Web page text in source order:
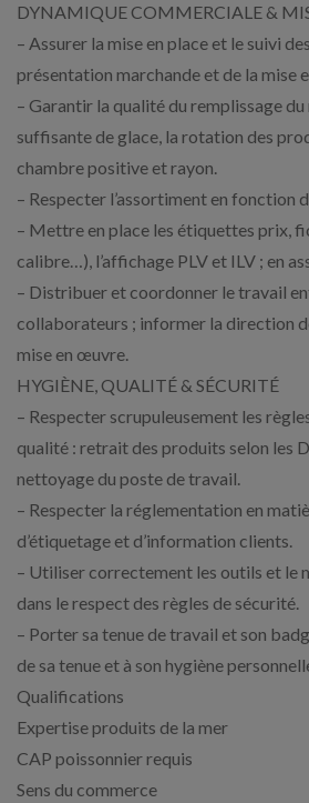
DYNAMIQUE COMMERCIALE &
– Assurer la mise en place et le suivi
présentation marchande et de la mise
– Garantir la qualité du remplissage du
suffisante de glace, la rotation des
chambre positive et rayon.
– Respecter l’assortiment en fonction
– Mettre en place les étiquettes prix,
calibre…), l’affichage PLV et ILV ; en
– Distribuer et coordonner le travail
collaborateurs ; informer la direction
mise en œuvre.
HYGIÈNE, QUALITÉ & SÉCURITÉ
– Respecter scrupuleusement les
qualité : retrait des produits selon les
nettoyage du poste de travail.
– Respecter la réglementation en
d’étiquetage et d’information clients.
– Utiliser correctement les outils et le
dans le respect des règles de sécurité.
– Porter sa tenue de travail et son
de sa tenue et à son hygiène
Qualifications
Expertise produits de la mer
CAP poissonnier requis
Sens du commerce